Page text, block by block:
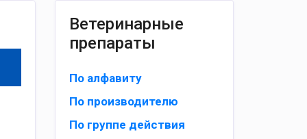
Ветеринарные
препараты
По алфавиту
По производителю
По группе действия